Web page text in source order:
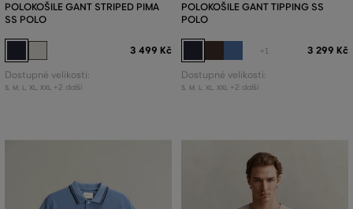
POLOKOŠILE GANT STRIPED PIMA
SS POLO
3 499 Kč
Dostupné velikosti:
S, M L XL XXL +2 další
POLOKOŠILE GANT TIPPING SS
POLO
+1 3 299 Kč
Dostupné velikosti:
S, M L XL XXL +2 další